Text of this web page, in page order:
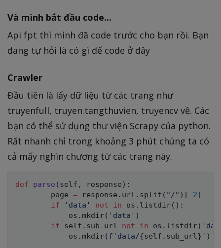
Và mình bắt đầu code...
Api fpt thì mình đã code trước cho bạn rồi. Bạn
đang tự hỏi là có gì để code ở đây
Crawler
Đầu tiên là lấy dữ liệu từ các trang như
truyenfull, truyen.tangthuvien, truyencv về. Các
bạn có thể sử dụng thư viện Scrapy của python.
Rất nhanh chỉ trong khoảng 3 phút chúng ta có
cả mấy nghìn chương từ các trang này.
def parse ( self , response ) :
        page
= response . url . split ( "/" ) [ -2]
if
'data' not in os . listdir( ) :
            os
. mkdir( 'data' )
if self . sub_url not in os . listdir(
            os
. mkdir( f'data/{self . sub_url} ' )